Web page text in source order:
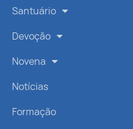
Santuário
Devoção
Novena
Notícias
Formação